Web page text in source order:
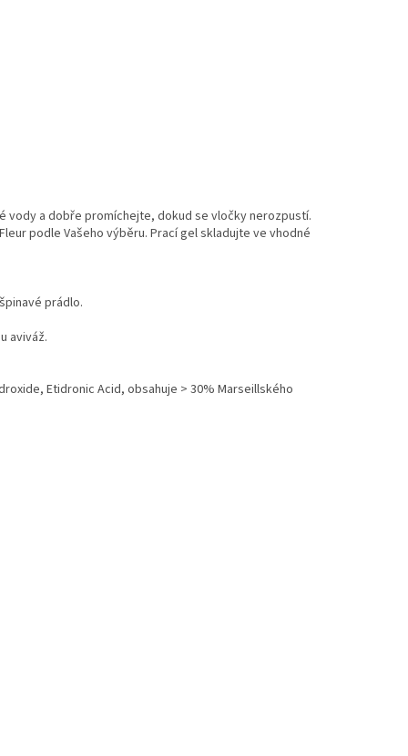
vody a dobře promíchejte, dokud se vločky nerozpustí.
podle Vašeho výběru. Prací gel skladujte ve vhodné
prádlo.
aviváž.
Etidronic Acid, obsahuje > 30% Marseillského